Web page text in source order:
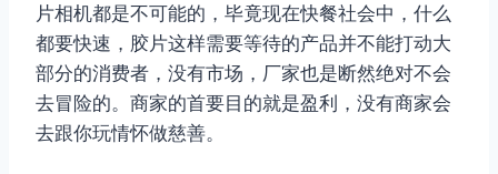
片相机都是不可能的，毕竟现在快餐社会中，什么
都要快速，胶片这样需要等待的产品并不能打动大
部分的消费者，没有市场，厂家也是断然绝对不会
去冒险的。商家的首要目的就是盈利，没有商家会
去跟你玩情怀做慈善。